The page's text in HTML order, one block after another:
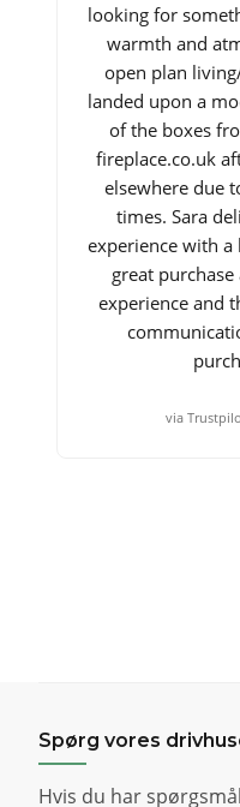
looking for
warmth and
open plan
landed upon a
of the boxes
fireplace.co.uk
elsewhere due
times. Sara
experience with
great
experience and
via
Spørg vores
Hvis du har